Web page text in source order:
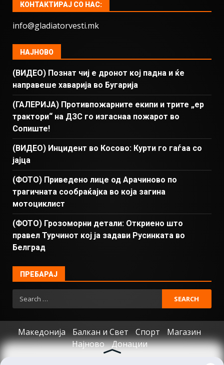
КОНТАКТИРАЈ СО НАС:
info@gladiatorvesti.mk
НАЈНОВО
(ВИДЕО) Познат чиј е дронот кој падна и ќе
направеше хаварија во Бугарија
(ГАЛЕРИЈА) Противпожарните екипи и трите „ер
трактори“ на ДЗС го изгаснаа пожарот во
Сопиште!
(ВИДЕО) Инцидент во Косово: Курти го гаѓаа со
јајца
(ФОТО) Приведено лице од Арачиново по
трагичната сообраќајка во која загина
мотоциклист
(ФОТО) Грозоморни детали: Откриено што
правел Турчинот кој ја задави Русинката во
Белград
ПРЕБАРАЈ
Македонија Балкан и Свет Спорт
Магазин
Најново
Донации